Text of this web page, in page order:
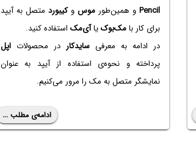
Pencilو همین‌طور موسوکیبوردمتصل به آیپد
برای کار بامک‌بوکیاآی‌مکاستفاده کنید.
در ادامه به معرفی سایدکار در محصولاتاپل
پرداخته و نحوه‌ی استفاده از آیپد به عنوان
نمایشگر متصل به مک را مرور می‌کنیم.
ادامه‌ی مطلب ...